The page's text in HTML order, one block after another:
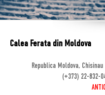
Calea Ferata din Moldova
Republica Moldova,
(+373) 22-832-